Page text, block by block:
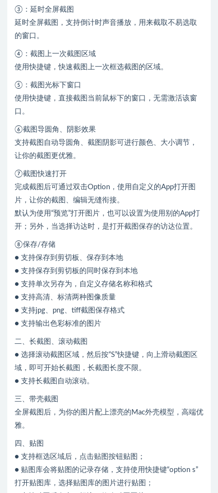
③：延时全屏截图
延时全屏截图，支持倒计时声音播放，用来截取不易选取
的窗口。
④：截图上一次截图区域
使用快捷键，快速截图上一次框选截图的区域。
⑤：截图光标下窗口
使用快捷键，直接截图当前鼠标下的窗口，无需激活该窗
口。
⑥截图导圆角、阴影效果
支持截图自动导圆角、截图阴影可进行颜色、大小调节，
让你的截图更优雅。
⑦截图快速打开
完成截图后可通过双击Option，使用自定义的App打开图
片，让你的截图、编辑无缝衔接。
默认为使用“预览”打开图片，也可以设置为使用别的App打
开；另外，当选择访达时，是打开截图保存的访达位置。
⑧保存/存储
● 支持保存到剪切板、保存到本地
● 支持保存到剪切板的同时保存到本地
● 支持单次另存为，自定义存储名称和格式
● 支持高清、标清两种图像质量
● 支持jpg、png、tiff截图保存格式
● 支持输出色彩标准的图片
二、长截图、滚动截图
● 选择滚动截图区域，然后按“S”快捷键，向上滑动截图区
域，即可开始长截图，长截图长度不限。
● 支持长截图自动滚动。
三、带壳截图
全屏截图后，为你的图片配上漂亮的Mac外壳模型，高端优
雅。
四、贴图
● 支持框选区域后，点击贴图按钮贴图；
● 贴图库会将贴图的记录存储，支持使用快捷键“option s”
打开贴图库，选择贴图库的图片进行贴图；